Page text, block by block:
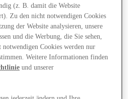
(z. B. damit die Website
Zu den nicht notwendigen Cookies
der Website analysieren, unsere
und die Werbung, die Sie sehen,
notwendigen Cookies werden nur
Weitere Informationen finden
und unserer